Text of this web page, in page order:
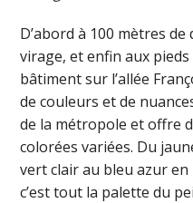
D’abord à 100 mètres
virage, et enfin aux pieds
bâtiment sur l’allée
de couleurs et de
de la métropole et offre
colorées variées. Du
vert clair au bleu azur
c’est tout la palette du